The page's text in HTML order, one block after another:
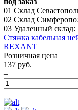
01 Склад
02 Склад
03 Удаленный склад:
Стяжка кабельная
REXANT
Розничная цена
137 руб.
–
+